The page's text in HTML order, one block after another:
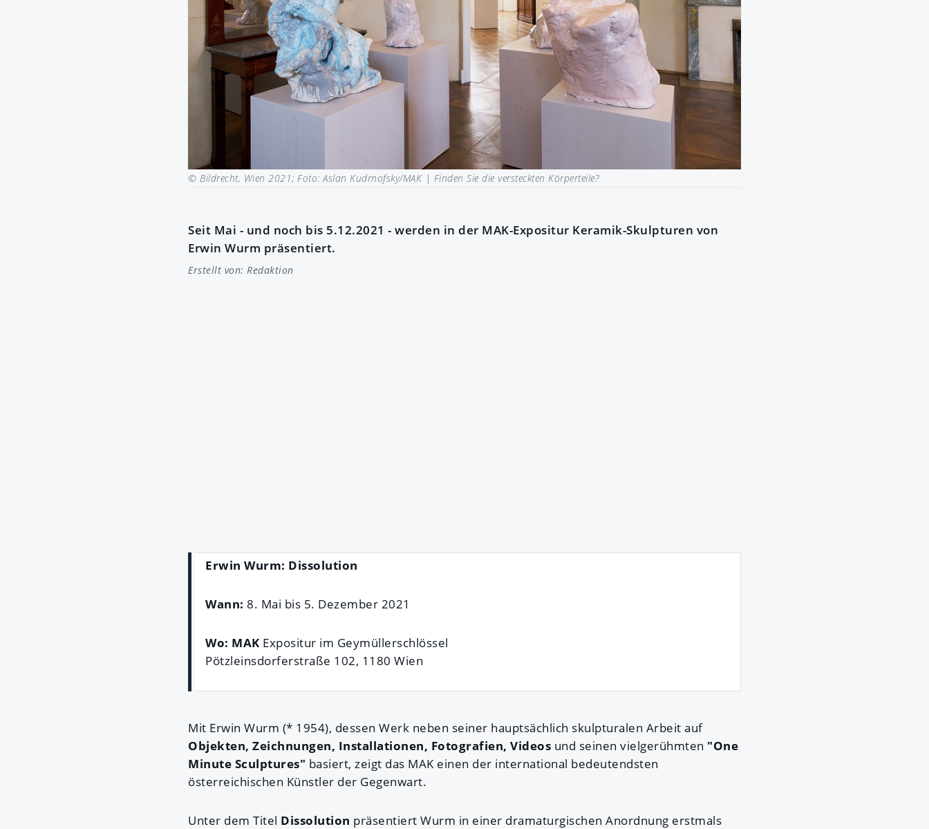
© Bildrecht, Wien 2021; Foto: Aslan Kudrnofsky/MAK | Finden Sie die versteckten Körperteile?
Seit Mai - und noch bis 5.12.2021 - werden in der MAK-Expositur Keramik-Skulpturen von
Erwin Wurm präsentiert.
Erstellt von: Redaktion
Erwin Wurm: Dissolution
Wann: 8. Mai bis 5. Dezember 2021
Wo: MAK Expositur im Geymüllerschlössel
Pötzleinsdorferstraße 102, 1180 Wien
Mit Erwin Wurm (* 1954), dessen Werk neben seiner hauptsächlich skulpturalen Arbeit auf
Objekten, Zeichnungen, Installationen, Fotografien, Videos und seinen vielgerühmten "One
Minute Sculptures" basiert, zeigt das MAK einen der international bedeutendsten
österreichischen Künstler der Gegenwart.
Unter dem Titel Dissolution präsentiert Wurm in einer dramaturgischen Anordnung erstmals